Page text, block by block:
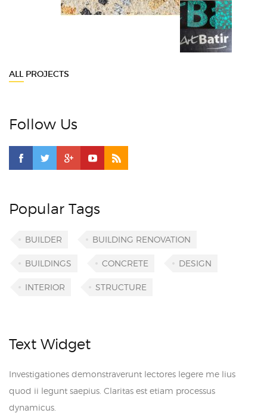
ALL PROJECTS
Follow Us
Popular Tags
BUILDER BUILDING RENOVATION
BUILDINGS CONCRETE DESIGN
INTERIOR STRUCTURE
Text Widget
Investigationes demonstraverunt lectores legere me lius
quod ii legunt saepius. Claritas est etiam processus
dynamicus.